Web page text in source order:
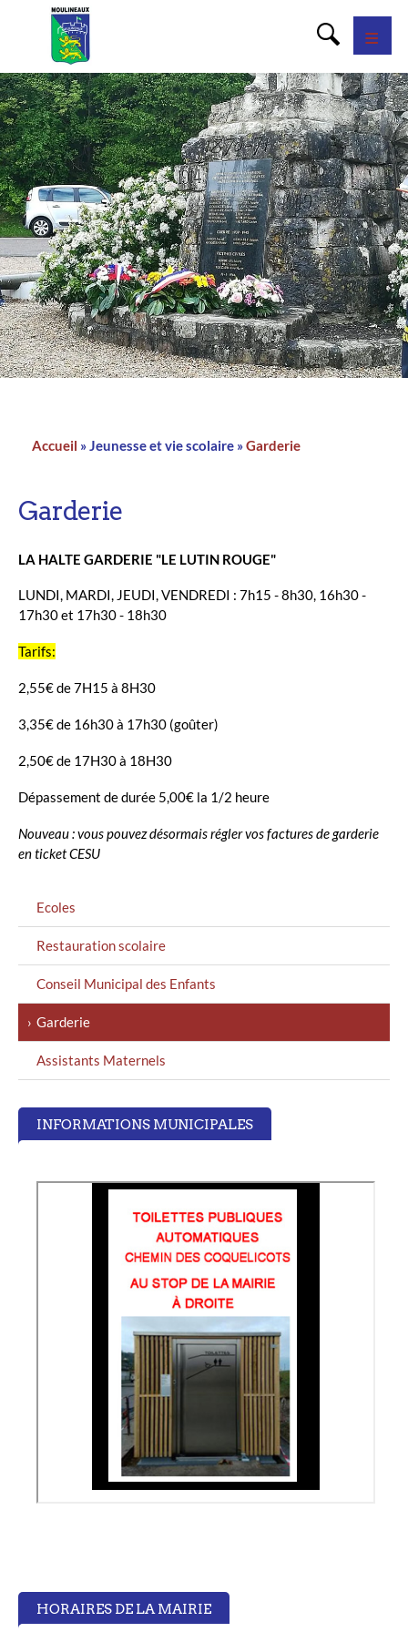
Accueil Jeunesse et vie scolaire Garderie
Garderie
LA HALTE GARDERIE "LE LUTIN ROUGE"
LUNDI, MARDI, JEUDI, VENDREDI : 7h15 - 8h30, 16h30 -
17h30 et 17h30 - 18h30
Tarifs:
2,55€ de 7H15 à 8H30
3,35€ de 16h30 à 17h30 (goûter)
2,50€ de 17H30 à 18H30
Dépassement de durée 5,00€ la 1/2 heure
Nouveau : vous pouvez désormais régler vos factures de garderie
en ticket CESU
MENU
GAUCHE
Ecoles
Restauration scolaire
Conseil Municipal des Enfants
Garderie
Assistants Maternels
INFORMATIONS MUNICIPALES
HORAIRES DE LA MAIRIE
Panneau de gestion des cookies